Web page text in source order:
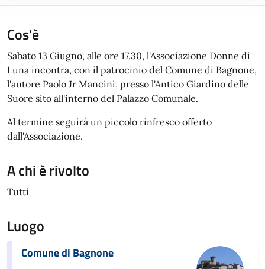
Cos'è
Sabato 13 Giugno, alle ore 17.30, l'Associazione Donne di
Luna incontra, con il patrocinio del Comune di Bagnone,
l'autore Paolo Jr Mancini, presso l'Antico Giardino delle
Suore sito all'interno del Palazzo Comunale.
Al termine seguirà un piccolo rinfresco offerto
dall'Associazione.
A chi è rivolto
Tutti
Luogo
Comune di Bagnone